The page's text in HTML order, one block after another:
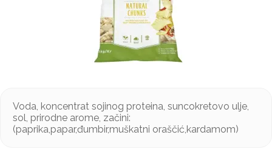
Voda, koncentrat sojinog proteina, suncokretovo ulje,
sol, prirodne arome, začini:
(paprika,papar,đumbir,muškatni oraščić,kardamom)